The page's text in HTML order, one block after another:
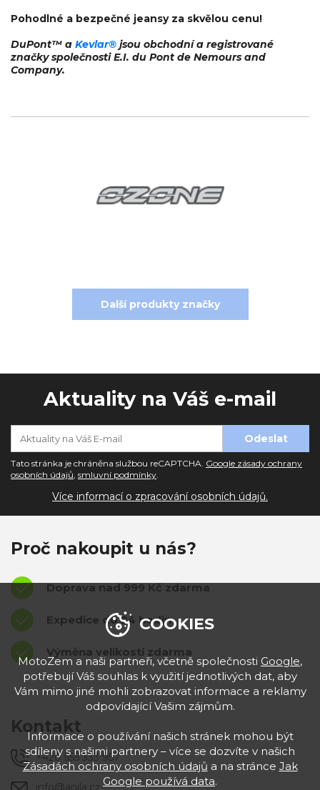
Pohodlné a bezpečné jeansy za skvělou cenu!
DuPont™ a Kevlar® jsou obchodní a registrované
značky společnosti E.I. du Pont de Nemours and
Company.
Další produkty značky
Aktuality na Váš e-mail
Tato stránka je chráněna službou reCAPTCHA. Google zásady ochrany
osobních údajů, smluvní podmínky.
Více informací o zpracování osobních údajů.
Proč nakoupit u nás?
Doprava nad 999 Kč zdarma
Expedice do 24 hodin
Výměna velikostí zdarma
Kontakt
+420 555 333 957
info@anila.cz
COOKIES
MotoZem a naši partneři, včetně společnosti Google,
potřebují Váš souhlas k využití jednotlivých dat, aby
Vám mimo jiné mohli zobrazovat informace a reklamy
odpovídající Vašim zájmům.
Informace o používání našich stránek mohou být
sdíleny s našimi partnery – více se dozvíte v našich
Zásadách ochrany osobních údajů a na stránce Jak
Google používá data.